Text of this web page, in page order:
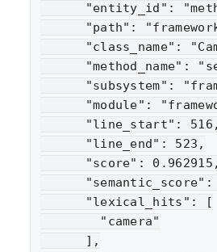
"entity_id":
"path":
"class_name":
"method_name":
"subsystem":
"module":
      "line_start": 516,
      "line_end": 523,
      "score": 0.962915,
"semantic_score":
      "lexical_hits": [
        "camera"
      ],